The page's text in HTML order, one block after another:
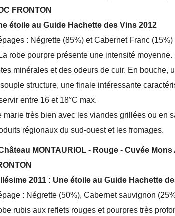
FRONTON
étoile au Guide Hachette des Vins 2012
: Négrette (85%) et Cabernet Franc (15%)
robe pourpre présente une intensité
minérales et des odeurs de cuir. En bouche,
structure, une finale intéressante
entre 16 et 18°C max.
marie très bien avec les viandes grillées ou en
régionaux du sud-ouest et les fromages.
MONTAURIOL - Rouge - Cuvée
2011 : Une étoile au Guide Hachette
: Négrette (50%), Cabernet sauvignon
rubis aux reflets rouges et pourpres très